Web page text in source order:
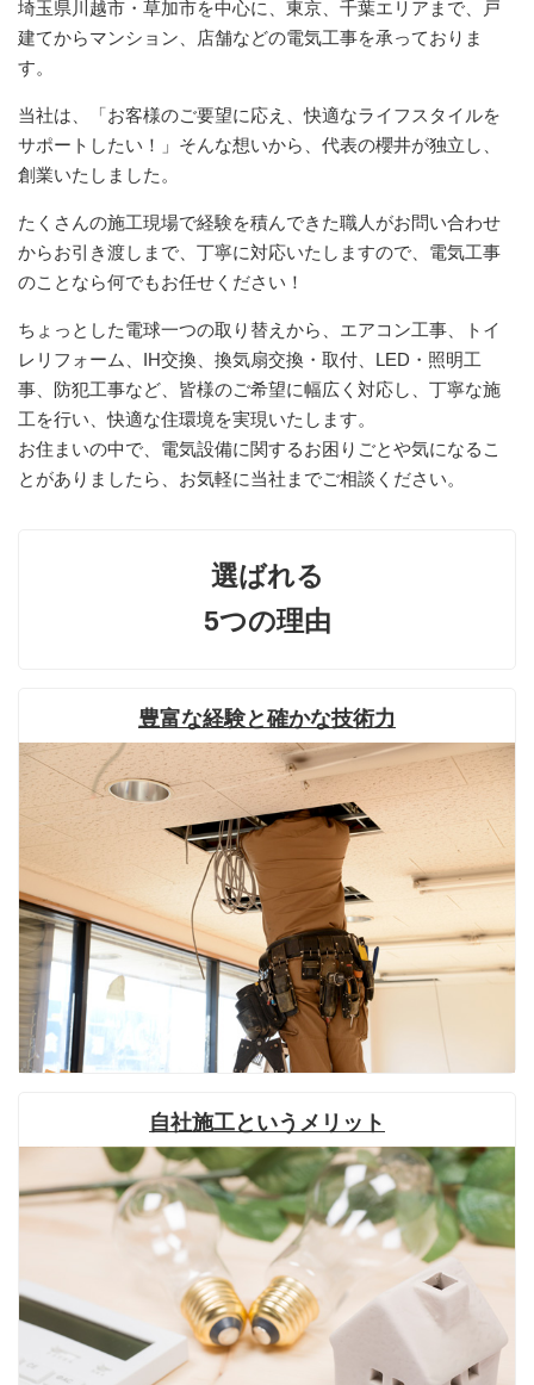
埼玉県川越市・草加市を中心に、東京、千葉エリアまで、戸
建てからマンション、店舗などの電気工事を承っておりま
す。
当社は、「お客様のご要望に応え、快適なライフスタイルを
サポートしたい！」そんな想いから、代表の櫻井が独立し、
創業いたしました。
たくさんの施工現場で経験を積んできた職人がお問い合わせ
からお引き渡しまで、丁寧に対応いたしますので、電気工事
のことなら何でもお任せください！
ちょっとした電球一つの取り替えから、エアコン工事、トイ
レリフォーム、IH交換、換気扇交換・取付、LED・照明工
事、防犯工事など、皆様のご希望に幅広く対応し、丁寧な施
工を行い、快適な住環境を実現いたします。
お住まいの中で、電気設備に関するお困りごとや気になるこ
とがありましたら、お気軽に当社までご相談ください。
選ばれる
5つの理由
豊富な経験と確かな技術力
自社施工というメリット